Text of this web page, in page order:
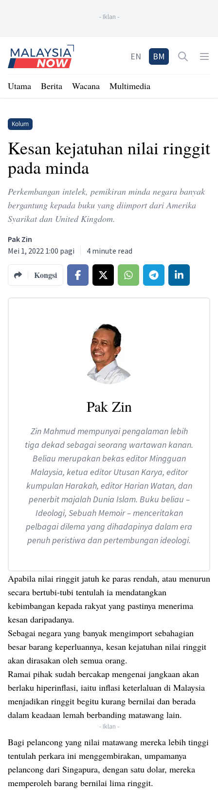
- Iklan -
Home
EN BM Open
Utama Berita Wacana Multimedia
Kolum
Kesan kejatuhan nilai ringgit
pada minda
Perkembangan intelek, pemikiran minda negara banyak
bergantung kepada buku yang diimport dari Amerika
Syarikat dan United Kingdom.
Pak Zin
Mei 1, 2022 1:00 pagi
4 minute read
Kongsi
Pak Zin
Zin Mahmud mempunyai pengalaman lebih
tiga dekad sebagai seorang wartawan kanan.
Beliau merupakan bekas editor Mingguan
Malaysia, ketua editor Utusan Karya, editor
kumpulan Harakah, editor Harian Watan, dan
penerbit majalah Dunia Islam. Buku beliau –
Ideologi, Sebuah Memoir – menceritakan
pelbagai dilema yang dihadapinya dalam era
penuh peristiwa dan pertembungan ideologi.
Apabila nilai ringgit jatuh ke paras rendah, atau menurun
secara bertubi-tubi tentulah ia mendatangkan
kebimbangan kepada rakyat yang pastinya menerima
kesan daripadanya.
Sebagai negara yang banyak mengimport sebahagian
besar barang keperluannya, kesan kejatuhan nilai ringgit
akan dirasakan oleh semua orang.
Ramai pihak sudah bercakap mengenai jangkaan akan
berlaku hiperinflasi, iaitu inflasi keterlaluan di Malaysia
menjadikan ringgit begitu kurang bernilai dan berada
dalam keadaan lemah berbanding matawang lain.
- Iklan -
Bagi pelancong yang nilai matawang mereka lebih tinggi
tentulah perkara ini menggembirakan, umpamanya
pelancong dari Singapura, dengan satu dolar, mereka
memperoleh barang bernilai lima ringgit.